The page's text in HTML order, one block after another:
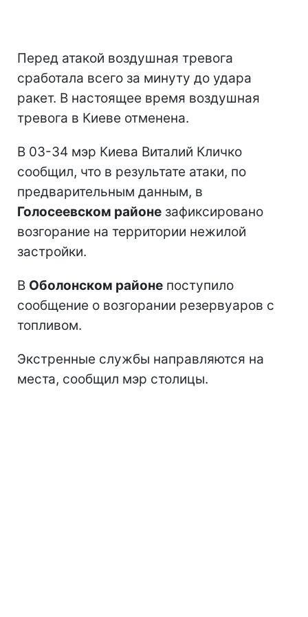
Перед атакой воздушная тревога
сработала всего за минуту до удара
ракет. В настоящее время воздушная
тревога в Киеве отменена.
В 03-34 мэр Киева Виталий Кличко
сообщил, что в результате атаки, по
предварительным данным, в
Голосеевском районе зафиксировано
возгорание на территории нежилой
застройки.
В Оболонском районе поступило
сообщение о возгорании резервуаров с
топливом.
Экстренные службы направляются на
места, сообщил мэр столицы.